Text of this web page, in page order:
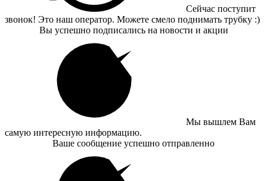
Сейчас поступит
звонок! Это наш оператор. Можете смело поднимать трубку :)
Вы успешно подписались на новости и акции
Мы вышлем Вам
самую интересную информацию.
Ваше сообщение успешно отправленно